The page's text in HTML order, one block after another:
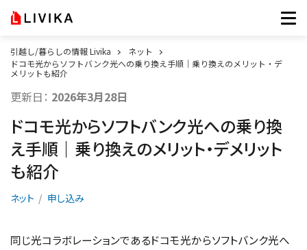
引越し/暮らしの情報 Livika
ネット
ドコモ光からソフトバンク光への乗り換え手順｜乗り換えのメリット・デ
メリットも紹介
更新日： 2026年3月28日
ドコモ光からソフトバンク光への乗り換
え手順｜乗り換えのメリット・デメリット
も紹介
ネット 申し込み
同じ光コラボレーションであるドコモ光からソフトバンク光へ